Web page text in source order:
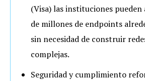
(Visa) las instituciones pueden
de millones de endpoints
sin necesidad de construir
complejas.
Seguridad y cumplimiento